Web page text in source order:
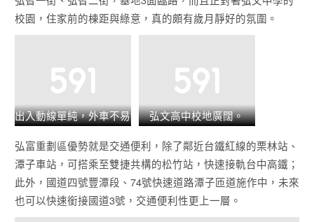
校園，住家前的棟距與綠意，真的頗有歲月靜好的氛圍。
出入動線單純，外車不易
弘文高中校地廣闊。
弘富重劃區優勢就是交通便利，除了鄰近台鐵紅線的栗林站、
潭子車站，可搭乘至雙捷共構的松竹站，快速接軌台中高鐵；
此外，國道四號豐潭段、74號快速道路潭子匝道施作中，未來
也可以快速銜接國道3號，交通便利性更上一層。